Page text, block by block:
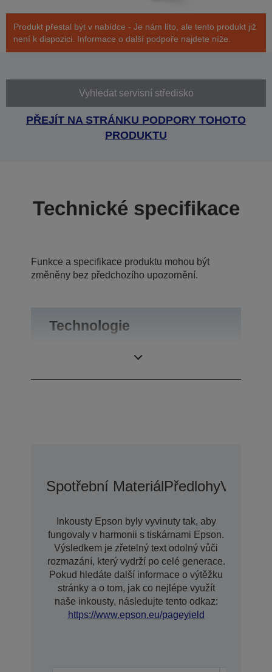
Produkt přestal být v nabídce - Je nám líto, ale tento produkt již
není k dispozici. Informace o další podpoře najdete níže.
Vyhledat servisní středisko
PŘEJÍT NA STRÁNKU PODPORY TOHOTO
PRODUKTU
Technické specifikace
Funkce a specifikace produktu mohou být
změněny bez předchozího upozornění.
Technologie
Spotřební MateriálPředlohy
Inkousty Epson byly vyvinuty tak, aby
fungovaly v harmonii s tiskárnami Epson.
Výsledkem je zřetelný text odolný vůči
rozmazání, který vydrží po celé generace.
Pokud hledáte další informace o výtěžku
stránky a o tom, jak co nejlépe využít
naše inkousty, následujte tento odkaz:
https://www.epson.eu/pageyield